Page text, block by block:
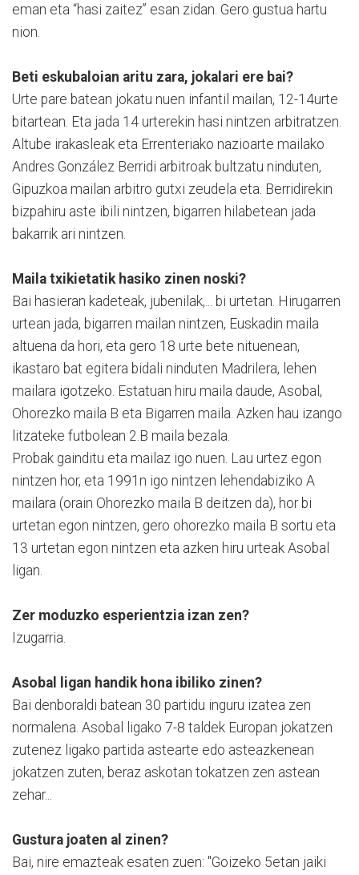
eman eta “hasi zaitez” esan zidan. Gero gustua hartu
nion.
Beti eskubaloian aritu zara, jokalari ere bai?
Urte pare batean jokatu nuen infantil mailan, 12-14urte
bitartean. Eta jada 14 urterekin hasi nintzen arbitratzen.
Altube irakasleak eta Errenteriako nazioarte mailako
Andres González Berridi arbitroak bultzatu ninduten,
Gipuzkoa mailan arbitro gutxi zeudela eta. Berridirekin
bizpahiru aste ibili nintzen, bigarren hilabetean jada
bakarrik ari nintzen.
Maila txikietatik hasiko zinen noski?
Bai hasieran kadeteak, jubenilak,... bi urtetan. Hirugarren
urtean jada, bigarren mailan nintzen, Euskadin maila
altuena da hori, eta gero 18 urte bete nituenean,
ikastaro bat egitera bidali ninduten Madrilera, lehen
mailara igotzeko. Estatuan hiru maila daude, Asobal,
Ohorezko maila B eta Bigarren maila. Azken hau izango
litzateke futbolean 2.B maila bezala.
Probak gainditu eta mailaz igo nuen. Lau urtez egon
nintzen hor, eta 1991n igo nintzen lehendabiziko A
mailara (orain Ohorezko maila B deitzen da), hor bi
urtetan egon nintzen, gero ohorezko maila B sortu eta
13 urtetan egon nintzen eta azken hiru urteak Asobal
ligan.
Zer moduzko esperientzia izan zen?
Izugarria.
Asobal ligan handik hona ibiliko zinen?
Bai denboraldi batean 30 partidu inguru izatea zen
normalena. Asobal ligako 7-8 taldek Europan jokatzen
zutenez ligako partida astearte edo asteazkenean
jokatzen zuten, beraz askotan tokatzen zen astean
zehar...
Gustura joaten al zinen?
Bai, nire emazteak esaten zuen: "Goizeko 5etan jaiki